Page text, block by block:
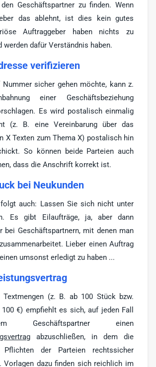
Geschäftspartner zu finden. Wenn
das ablehnt, ist dies kein gutes
Auftraggeber haben nichts zu
werden dafür Verständnis haben.
verifizieren
Nummer sicher gehen möchte, kann z.
einer Geschäftsbeziehung
Es wird postalisch einmalig
(z. B. eine Vereinbarung über das
X Texten zum Thema X) postalisch hin
So können beide Parteien auch
dass die Anschrift korrekt ist.
bei Neukunden
auch: Lassen Sie sich nicht unter
Es gibt Eilaufträge, ja, aber dann
bei Geschäftspartnern, mit denen man
Lieber einen Auftrag
umsonst erledigt zu haben ...
Textmengen (z. B. ab 100 Stück bzw.
€) empfiehlt es sich, auf jeden Fall
Geschäftspartner einen
abzuschließen, in dem die
Pflichten der Parteien rechtssicher
Vorlagen dazu finden sich reichlich im